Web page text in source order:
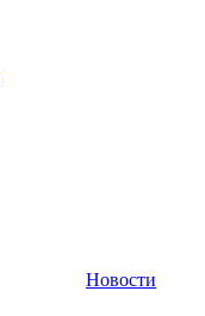
Новости